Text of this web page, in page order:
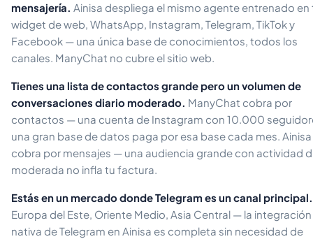
mensajería. Ainisa despliega el mismo agente entrenado en
widget de web, WhatsApp, Instagram, Telegram, TikTok y
Facebook — una única base de conocimientos, todos los
canales. ManyChat no cubre el sitio web.
Tienes una lista de contactos grande pero un volumen de
conversaciones diario moderado. ManyChat cobra por
contactos — una cuenta de Instagram con 10.000
una gran base de datos paga por esa base cada mes. Ainisa
cobra por mensajes — una audiencia grande con actividad
moderada no infla tu factura.
Estás en un mercado donde Telegram es un canal principal.
Europa del Este, Oriente Medio, Asia Central — la integración
nativa de Telegram en Ainisa es completa sin necesidad de